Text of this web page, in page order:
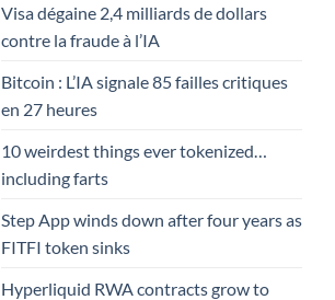
Visa dégaine 2,4 milliards de dollars
contre la fraude à l’IA
Bitcoin : L’IA signale 85 failles critiques
en 27 heures
10 weirdest things ever tokenized…
including farts
Step App winds down after four years as
FITFI token sinks
Hyperliquid RWA contracts grow to